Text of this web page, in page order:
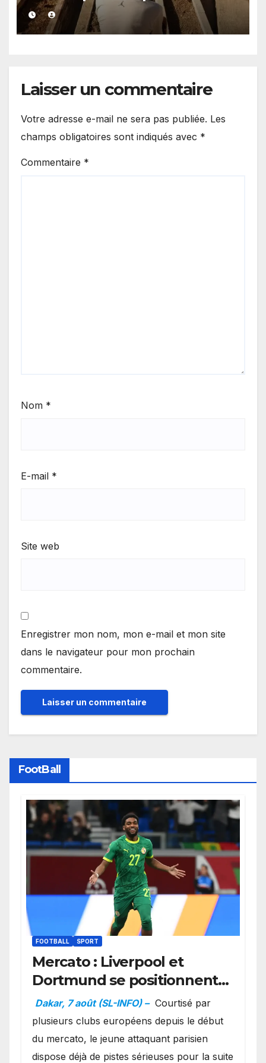
présumée d’un casino
clandestin
Laisser un commentaire
Votre adresse e-mail ne sera pas publiée. Les
champs obligatoires sont indiqués avec *
Commentaire *
Nom *
E-mail *
Site web
Enregistrer mon nom, mon e-mail et mon site
dans le navigateur pour mon prochain
commentaire.
FootBall
FOOTBALL SPORT
Mercato : Liverpool et
Dortmund se positionnent
en favoris pour recruter
Ibrahim Mbaye
Dakar, 7 août (SL-INFO) – Courtisé par
plusieurs clubs européens depuis le début
du mercato, le jeune attaquant parisien
dispose déjà de pistes sérieuses pour la suite